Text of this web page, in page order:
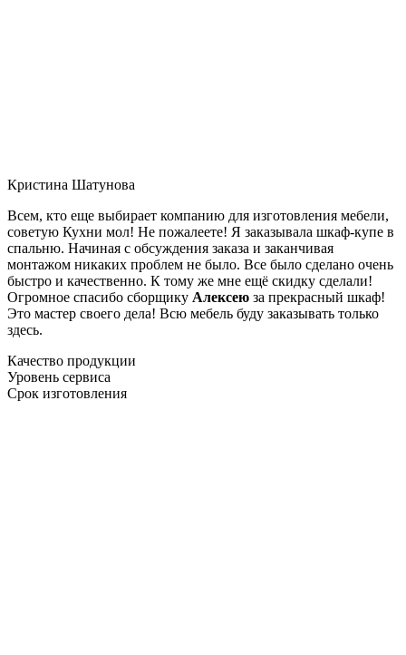
Кристина Шатунова
Всем, кто еще выбирает компанию для изготовления мебели,
советую Кухни мол! Не пожалеете! Я заказывала шкаф-купе в
спальню. Начиная с обсуждения заказа и заканчивая
монтажом никаких проблем не было. Все было сделано очень
быстро и качественно. К тому же мне ещё скидку сделали!
Огромное спасибо сборщику Алексею за прекрасный шкаф!
Это мастер своего дела! Всю мебель буду заказывать только
здесь.
Качество продукции
Уровень сервиса
Срок изготовления